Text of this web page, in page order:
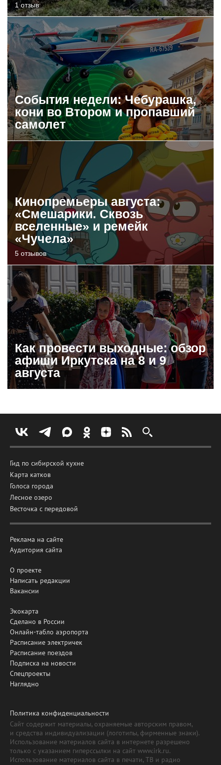
1 отзыв
События недели: Чебурашка,
кони во Втором и пропавший
самолет
Кинопремьеры августа:
«Смешарики. Сквозь
вселенные» и ремейк
«Чучела»
5 отзывов
Как провести выходные: обзор
афиши Иркутска на 8 и 9
августа
Гид по сибирской кухне
Карта катков
Голоса города
Лесное озеро
Весточка с передовой
Реклама на сайте
Аудитория сайта
О проекте
Написать редакции
Вакансии
Экокарта
Сделано в России
Онлайн-табло аэропорта
Расписание электричек
Расписание поездов
Подписка на новости
Спецпроекты
Наглядно
Политика конфиденциальности
Сайт содержит материалы, охраняемые авторским правом,
и средства индивидуализации (логотипы, фирменные знаки).
Использование материалов сайта в интернете разрешено
только с указанием гиперссылки на сайт www.irk.ru.
Использование материалов сайта в печати, ТВ и радио